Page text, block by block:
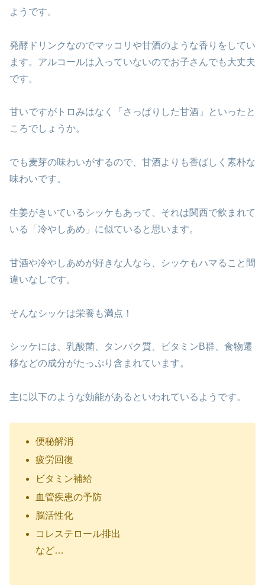
ようです。
発酵ドリンクなのでマッコリや甘酒のような香りをしてい
ます。アルコールは入っていないのでお子さんでも大丈夫
です。
甘いですがトロみはなく「さっぱりした甘酒」といったと
ころでしょうか。
でも麦芽の味わいがするので、甘酒よりも香ばしく素朴な
味わいです。
生姜がきいているシッケもあって、それは関西で飲まれて
いる「冷やしあめ」に似ていると思います。
甘酒や冷やしあめが好きな人なら、シッケもハマること間
違いなしです。
そんなシッケは栄養も満点！
シッケには、乳酸菌、タンパク質、ビタミンB群、食物遷
移などの成分がたっぷり含まれています。
主に以下のような効能があるといわれているようです。
便秘解消
疲労回復
ビタミン補給
血管疾患の予防
脳活性化
コレステロール排出
など…